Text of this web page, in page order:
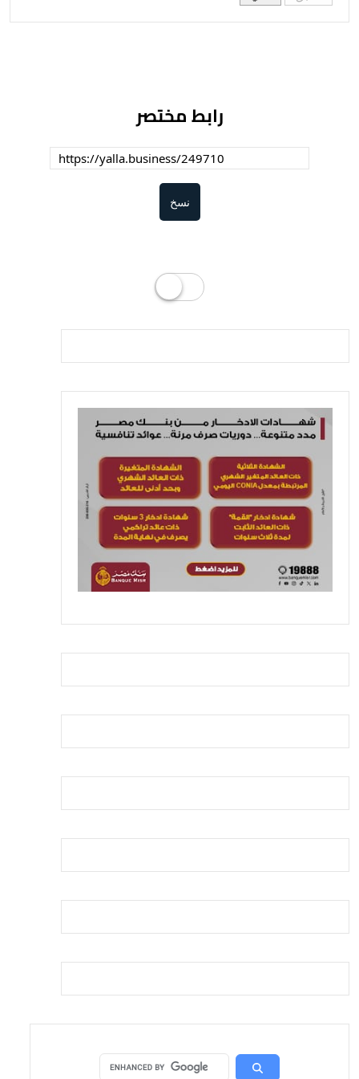
رابط مختصر
نسخ